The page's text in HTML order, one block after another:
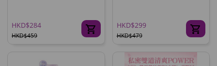
HKD$284
HKD$459
HKD$299
HKD$479